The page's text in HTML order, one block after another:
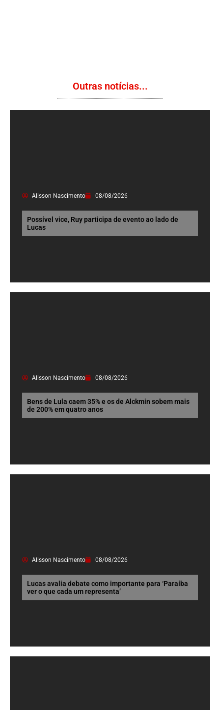
Outras notícias...
Alisson Nascimento 08/08/2026
Possível vice, Ruy participa de evento ao lado de
Lucas
Alisson Nascimento 08/08/2026
Bens de Lula caem 35% e os de Alckmin sobem mais
de 200% em quatro anos
Alisson Nascimento 08/08/2026
Lucas avalia debate como importante para ‘Paraíba
ver o que cada um representa’